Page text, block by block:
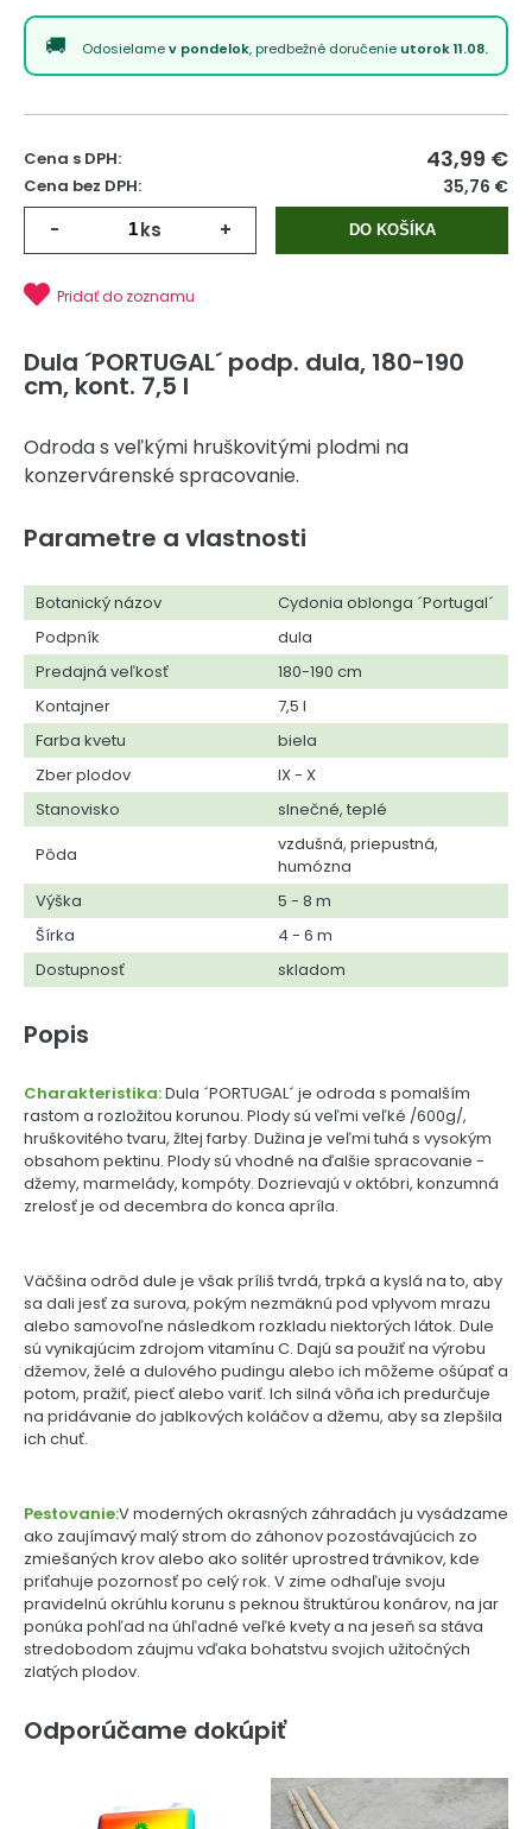
Odosielamev pondelok, predbežné doručenie utorok 11.08.
Cena s DPH: 43,99 €
Cena bez DPH: 35,76 €
- ks + DO KOŠÍKA
Pridať do zoznamu
Dula ´PORTUGAL´ podp. dula, 180-190
cm, kont. 7,5 l
Odroda s veľkými hruškovitými plodmi na
konzervárenské spracovanie.
Parametre a vlastnosti
Botanický názov
Cydonia oblonga ´Portugal´
Podpník
dula
Predajná veľkosť
180-190 cm
Kontajner
7,5 l
Farba kvetu
biela
Zber plodov
IX - X
Stanovisko
slnečné, teplé
Pôda
vzdušná, priepustná,
humózna
Výška
5 - 8 m
Šírka
4 - 6 m
Dostupnosť
skladom
Popis
Charakteristika:Dula ´PORTUGAL´ je odroda s pomalším
rastom a rozložitou korunou. Plody sú veľmi veľké /600g/,
hruškovitého tvaru, žltej farby. Dužina je veľmi tuhá s vysokým
obsahom pektinu. Plody sú vhodné na ďalšie spracovanie -
džemy, marmelády, kompóty. Dozrievajú v októbri, konzumná
zrelosť je od decembra do konca apríla.
Väčšina odrôd dule je však príliš tvrdá, trpká a kyslá na to, aby
sa dali jesť za surova, pokým nezmäknú pod vplyvom mrazu
alebo samovoľne následkom rozkladu niektorých látok. Dule
sú vynikajúcim zdrojom vitamínu C. Dajú sa použiť na výrobu
džemov, želé a dulového pudingu alebo ich môžeme ošúpať a
potom, pražiť, piecť alebo variť. Ich silná vôňa ich predurčuje
na pridávanie do jablkových koláčov a džemu, aby sa zlepšila
ich chuť.
Pestovanie:V moderných okrasných záhradách ju vysádzame
ako zaujímavý malý strom do záhonov pozostávajúcich zo
zmiešaných krov alebo ako solitér uprostred trávnikov, kde
priťahuje pozornosť po celý rok. V zime odhaľuje svoju
pravidelnú okrúhlu korunu s peknou štruktúrou konárov, na jar
ponúka pohľad na úhľadné veľké kvety a na jeseň sa stáva
stredobodom záujmu vďaka bohatstvu svojich užitočných
zlatých plodov.
Odporúčame dokúpiť